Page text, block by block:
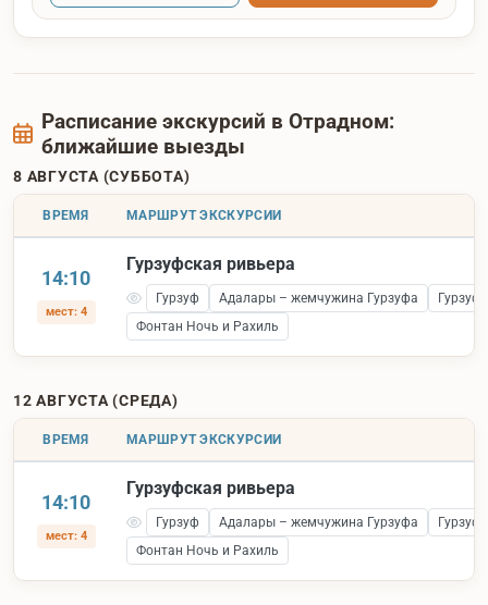
Расписание экскурсий в Отрадном:
ближайшие выезды
8 АВГУСТА (СУББОТА)
ВРЕМЯ МАРШРУТ ЭКСКУРСИИ
14:10
мест: 4
Гурзуфская ривьера
Гурзуф Адалары – жемчужина Гурзуфа
Фонтан Ночь и Рахиль
12 АВГУСТА (СРЕДА)
ВРЕМЯ МАРШРУТ ЭКСКУРСИИ
14:10
мест: 4
Гурзуфская ривьера
Гурзуф Адалары – жемчужина Гурзуфа
Фонтан Ночь и Рахиль